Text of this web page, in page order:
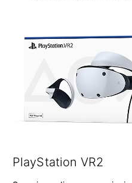
PlayStation VR2